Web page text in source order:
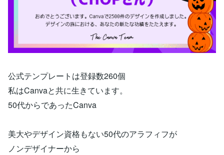
公式テンプレートは登録数260個
私はCanvaと共に生きています。
50代からであったCanva
美大やデザイン資格もない50代のアラフィフが
ノンデザイナーから